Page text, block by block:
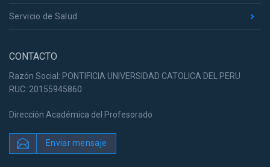
Servicio de Salud
CONTACTO
Razón Social: PONTIFICIA UNIVERSIDAD CATOLICA DEL PERU
RUC: 20155945860
Dirección Académica del Profesorado
Enviar mensaje